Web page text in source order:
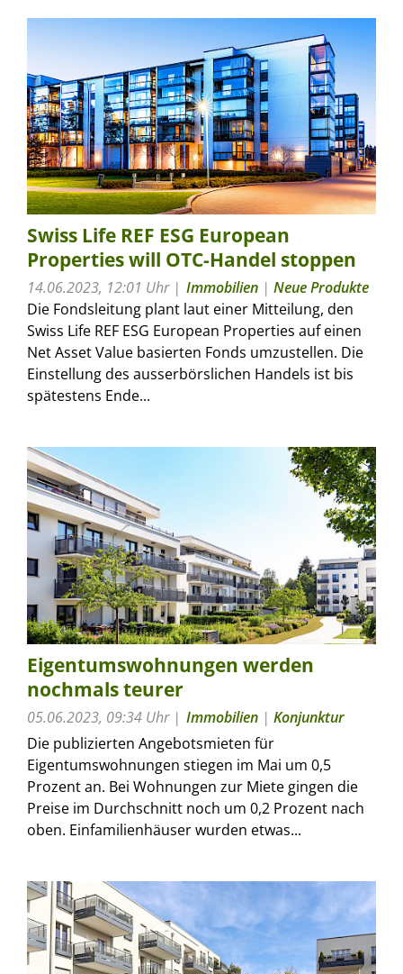
Swiss Life REF ESG European
Properties will OTC-Handel stoppen
14.06.2023, 12:01 Uhr Immobilien | Neue Produkte
Die Fondsleitung plant laut einer Mitteilung, den
Swiss Life REF ESG European Properties auf einen
Net Asset Value basierten Fonds umzustellen. Die
Einstellung des ausserbörslichen Handels ist bis
spätestens Ende...
Eigentumswohnungen werden
nochmals teurer
05.06.2023, 09:34 Uhr Immobilien | Konjunktur
Die publizierten Angebotsmieten für
Eigentumswohnungen stiegen im Mai um 0,5
Prozent an. Bei Wohnungen zur Miete gingen die
Preise im Durchschnitt noch um 0,2 Prozent nach
oben. Einfamilienhäuser wurden etwas...